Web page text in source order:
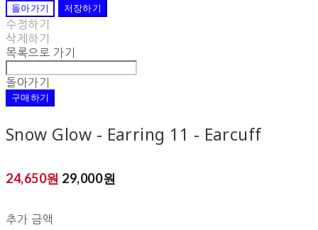
돌아가기
저장하기
수정하기
삭제하기
목록으로 가기
돌아가기
구매하기
Snow Glow - Earring 11 - Earcuff
24,650원 29,000원
추가 금액